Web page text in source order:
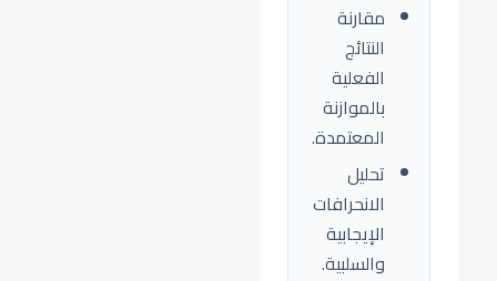
مقارنة
النتائج
الفعلية
بالموازنة
المعتمدة.
تحليل
الانحرافات
الإيجابية
والسلبية.